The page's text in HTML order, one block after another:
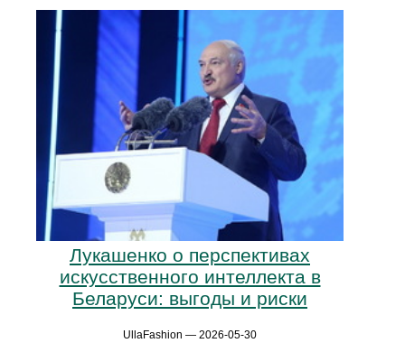
Лукашенко о перспективах
искусственного интеллекта в
Беларуси: выгоды и риски
UllaFashion — 2026-05-30